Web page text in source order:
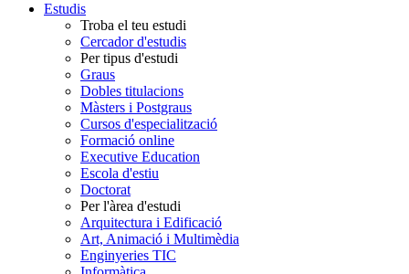
Estudis
Troba el teu estudi
Cercador d'estudis
Per tipus d'estudi
Graus
Dobles titulacions
Màsters i Postgraus
Cursos d'especialització
Formació online
Executive Education
Escola d'estiu
Doctorat
Per l'àrea d'estudi
Arquitectura i Edificació
Art, Animació i Multimèdia
Enginyeries TIC